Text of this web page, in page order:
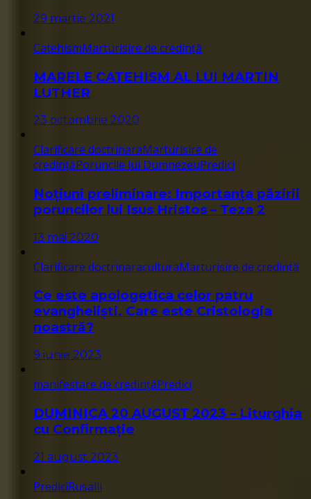
29 martie 2021
CatehismMarturisire de credință
MARELE CATEHISM AL LUI MARTIN
LUTHER
23 octombrie 2020
Clarificare doctrinaraMarturisire de
credințăPoruncile lui DumnezeuPredici
Noțiuni preliminare: Importanța păzirii
poruncilor lui Isus Hristos – Teza 2
13 mai 2020
Clarificare doctrinaraculturaMarturisire de credință
Ce este apologetica celor patru
evangheliști. Care este Cristologia
noastră?
9 iunie 2023
manifestare de credințăPredici
DUMINICA 20 AUGUST 2023 – Liturghia
cu Confirmație
21 august 2023
PrediciRusalii